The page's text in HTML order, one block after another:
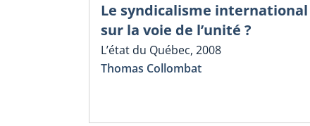
Le syndicalisme international
sur la voie de l’unité ?
L’état du Québec, 2008
Thomas Collombat